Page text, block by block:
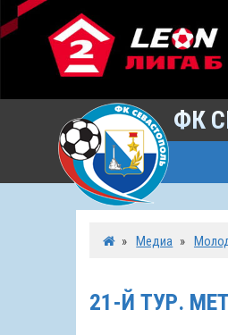
ФК
» Медиа »
21-Й ТУР.